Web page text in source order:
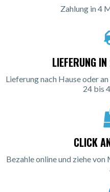
Zahlung in 4
LIEFERUNG
Lieferung nach Hause oder
24 bis
CLICK
Bezahle online und ziehe